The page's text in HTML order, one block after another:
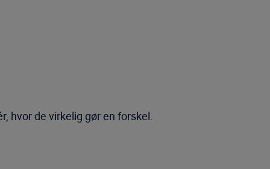
hvor de virkelig gør en forskel.